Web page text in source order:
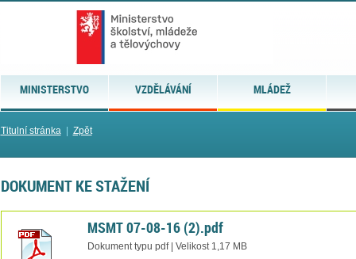
MINISTERSTVO VZDĚLÁVÁNÍ MLÁDEŽ
Titulní stránka| Zpět
DOKUMENT KE STAŽENÍ
MSMT 07-08-16 (2).pdf
Dokument typu pdf | Velikost 1,17 MB